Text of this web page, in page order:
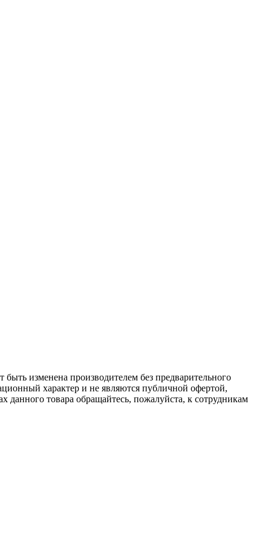
изменена производителем без предварительного
характер и не являются публичной офертой,
данного товара обращайтесь, пожалуйста, к сотрудникам